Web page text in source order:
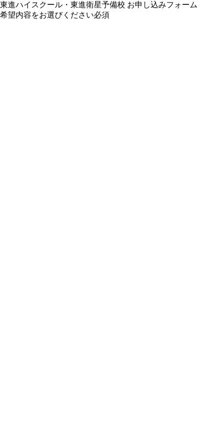
東進ハイスクール・東進衛星予備校 お申し込みフォーム
希望内容をお選びください必須